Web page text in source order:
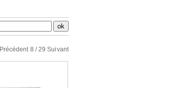
Précédent8 / 29Suivant